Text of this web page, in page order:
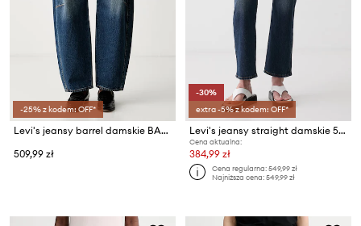
-25% z kodem: OFF*
Levi's jeansy barrel damskie BAGGY DAD BARREL
509,99 zł
-30%
extra -5% z kodem: OFF*
Levi's jeansy straight damskie 501 CURVE
Cena aktualna:
384,99 zł
Cena regularna:549,99 zł
Najniższa cena:549,99 zł